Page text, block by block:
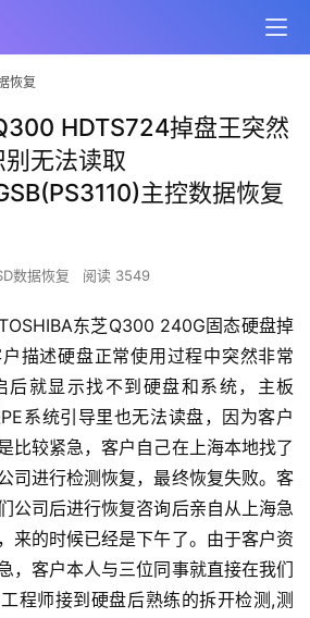
恢复
HDTS724掉盘王突然
无法读取
主控数据恢复
数据恢复 阅读 3549
东芝Q300 240G固态硬盘掉
描述硬盘正常使用过程中突然非常
后就显示找不到硬盘和系统，主板
系统引导里也无法读盘，因为客户
比较紧急，客户自己在上海本地找了
司进行检测恢复，最终恢复失败。客
公司后进行恢复咨询后亲自从上海急
来的时候已经是下午了。由于客户资
，客户本人与三位同事就直接在我们
程师接到硬盘后熟练的拆开检测,测